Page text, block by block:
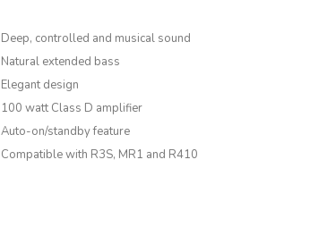
Deep, controlled and musical sound
Natural extended bass
Elegant design
100 watt Class D amplifier
Auto-on/standby feature
Compatible with R3S, MR1 and R410